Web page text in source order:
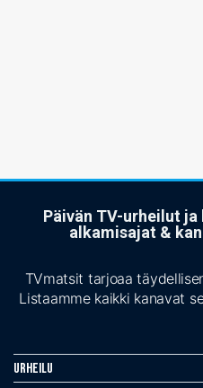
Päivän TV-urheilut
alkamisajat &
TVmatsit tarjoaa
Listaamme kaikki kanavat
Urheilu